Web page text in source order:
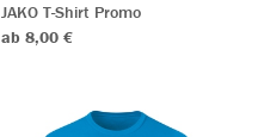
JAKO T-Shirt Promo
ab 8,00 €